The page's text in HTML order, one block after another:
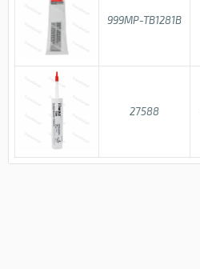
999MP-TB1281B
27588